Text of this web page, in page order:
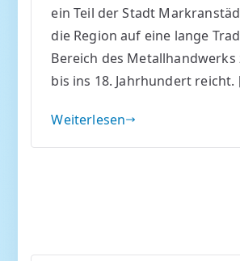
ein Teil der Stadt
die Region auf eine lange
Bereich des Metallhandwerks
bis ins 18. Jahrhundert reicht.
Weiterlesen